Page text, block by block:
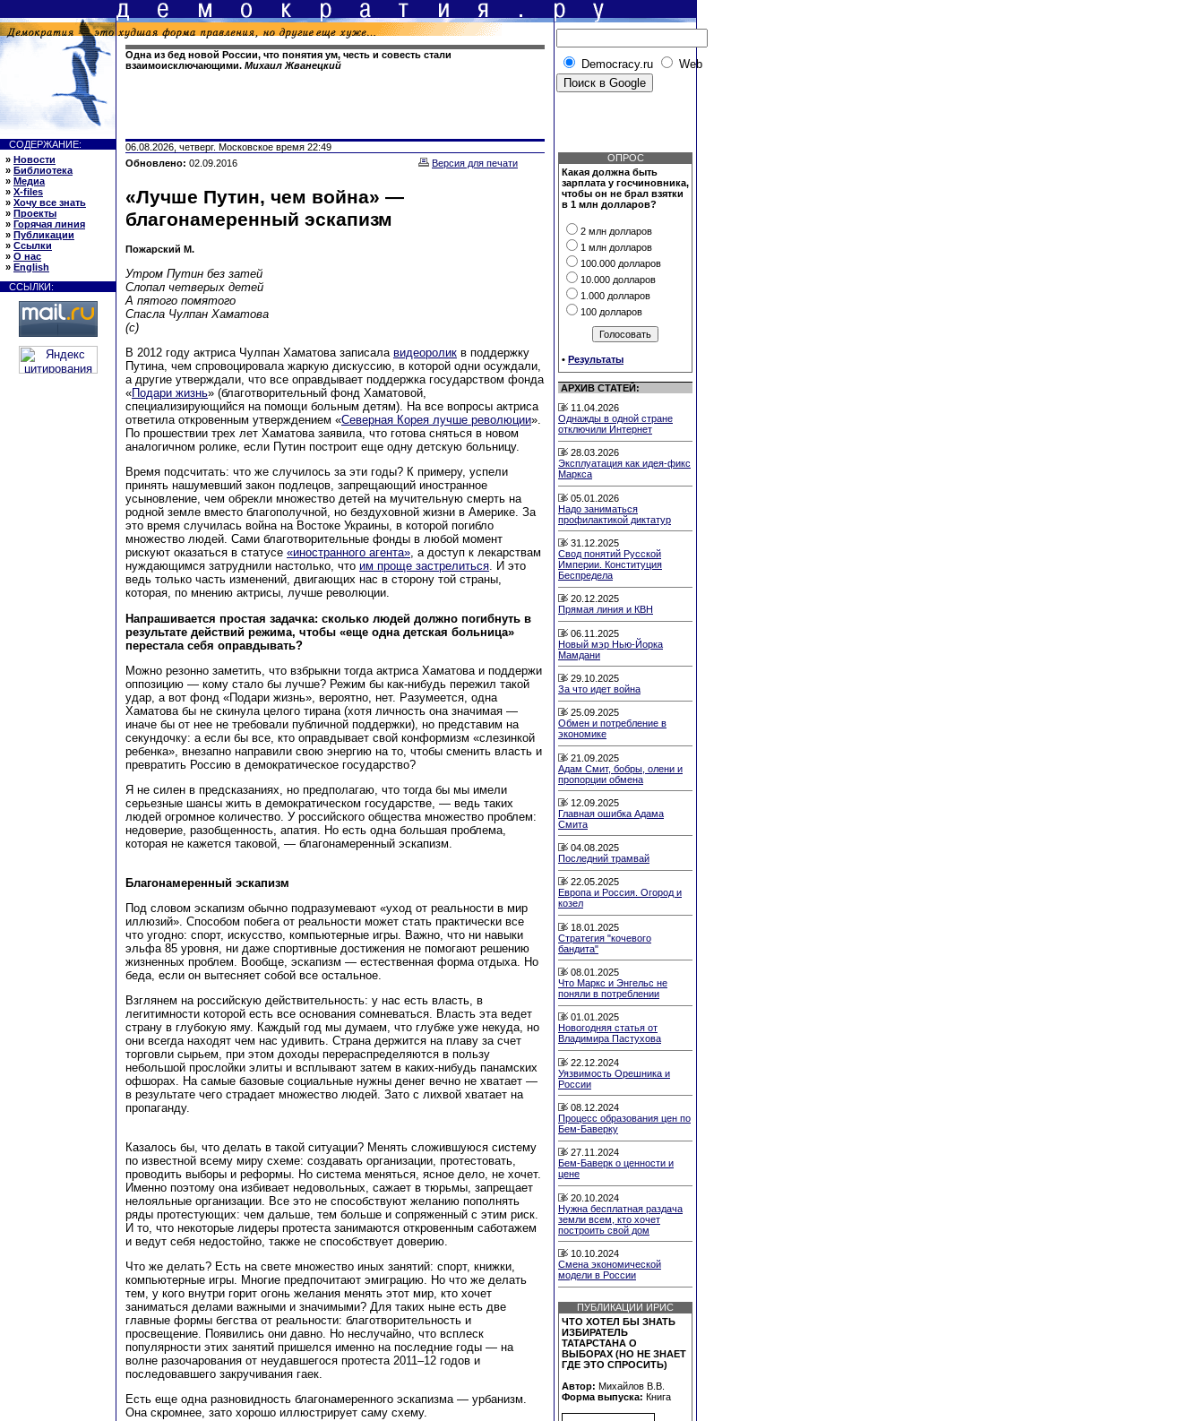
Одна из бед новой России, что понятия ум, честь и совесть стали
взаимоисключающими. Михаил Жванецкий Democracy.ru Web
СОДЕРЖАНИЕ:
» Новости
» Библиотека
» Медиа
» X-files
» Хочу все знать
» Проекты
» Горячая линия
» Публикации
» Ссылки
» О нас
» English
ССЫЛКИ:
06.08.2026, четверг. Московское время 22:49
Обновлено: 02.09.2016 Версия для печати
«Лучше Путин, чем война» —
благонамеренный эскапизм
Пожарский М.
Утром Путин без затей
Слопал четверых детей
А пятого помятого
Спасла Чулпан Хаматова
(с)
В 2012 году актриса Чулпан Хаматова записала видеоролик в поддержку
Путина, чем спровоцировала жаркую дискуссию, в которой одни осуждали,
а другие утверждали, что все оправдывает поддержка государством фонда
«Подари жизнь» (благотворительный фонд Хаматовой,
специализирующийся на помощи больным детям). На все вопросы актриса
ответила откровенным утверждением «Северная Корея лучше революции».
По прошествии трех лет Хаматова заявила, что готова сняться в новом
аналогичном ролике, если Путин построит еще одну детскую больницу.
Время подсчитать: что же случилось за эти годы? К примеру, успели
принять нашумевший закон подлецов, запрещающий иностранное
усыновление, чем обрекли множество детей на мучительную смерть на
родной земле вместо благополучной, но бездуховной жизни в Америке. За
это время случилась война на Востоке Украины, в которой погибло
множество людей. Сами благотворительные фонды в любой момент
рискуют оказаться в статусе «иностранного агента», а доступ к лекарствам
нуждающимся затруднили настолько, что им проще застрелиться. И это
ведь только часть изменений, двигающих нас в сторону той страны,
которая, по мнению актрисы, лучше революции.
Напрашивается простая задачка: сколько людей должно погибнуть в
результате действий режима, чтобы «еще одна детская больница»
перестала себя оправдывать?
Можно резонно заметить, что взбрыкни тогда актриса Хаматова и поддержи
оппозицию — кому стало бы лучше? Режим бы как-нибудь пережил такой
удар, а вот фонд «Подари жизнь», вероятно, нет. Разумеется, одна
Хаматова бы не скинула целого тирана (хотя личность она значимая —
иначе бы от нее не требовали публичной поддержки), но представим на
секундочку: а если бы все, кто оправдывает свой конформизм «слезинкой
ребенка», внезапно направили свою энергию на то, чтобы сменить власть и
превратить Россию в демократическое государство?
Я не силен в предсказаниях, но предполагаю, что тогда бы мы имели
серьезные шансы жить в демократическом государстве, — ведь таких
людей огромное количество. У российского общества множество проблем:
недоверие, разобщенность, апатия. Но есть одна большая проблема,
которая не кажется таковой, — благонамеренный эскапизм.
Благонамеренный эскапизм
Под словом эскапизм обычно подразумевают «уход от реальности в мир
иллюзий». Способом побега от реальности может стать практически все
что угодно: спорт, искусство, компьютерные игры. Важно, что ни навыки
эльфа 85 уровня, ни даже спортивные достижения не помогают решению
жизненных проблем. Вообще, эскапизм — естественная форма отдыха. Но
беда, если он вытесняет собой все остальное.
Взглянем на российскую действительность: у нас есть власть, в
легитимности которой есть все основания сомневаться. Власть эта ведет
страну в глубокую яму. Каждый год мы думаем, что глубже уже некуда, но
они всегда находят чем нас удивить. Страна держится на плаву за счет
торговли сырьем, при этом доходы перераспределяются в пользу
небольшой прослойки элиты и всплывают затем в каких-нибудь панамских
офшорах. На самые базовые социальные нужны денег вечно не хватает —
в результате чего страдает множество людей. Зато с лихвой хватает на
пропаганду.
Казалось бы, что делать в такой ситуации? Менять сложившуюся систему
по известной всему миру схеме: создавать организации, протестовать,
проводить выборы и реформы. Но система меняться, ясное дело, не хочет.
Именно поэтому она избивает недовольных, сажает в тюрьмы, запрещает
нелояльные организации. Все это не способствуют желанию пополнять
ряды протестующих: чем дальше, тем больше и сопряженный с этим риск.
И то, что некоторые лидеры протеста занимаются откровенным саботажем
и ведут себя недостойно, также не способствует доверию.
Что же делать? Есть на свете множество иных занятий: спорт, книжки,
компьютерные игры. Многие предпочитают эмиграцию. Но что же делать
тем, у кого внутри горит огонь желания менять этот мир, кто хочет
заниматься делами важными и значимыми? Для таких ныне есть две
главные формы бегства от реальности: благотворительность и
просвещение. Появились они давно. Но неслучайно, что всплеск
популярности этих занятий пришелся именно на последние годы — на
волне разочарования от неудавшегося протеста 2011–12 годов и
последовавшего закручивания гаек.
Есть еще одна разновидность благонамеренного эскапизма — урбанизм.
Она скромнее, зато хорошо иллюстрирует саму схему.
ОПРОС
Какая должна быть
зарплата у госчиновника,
чтобы он не брал взятки
в 1 млн долларов?
2 млн долларов
1 млн долларов
100.000 долларов
10.000 долларов
1.000 долларов
100 долларов
• Результаты
АРХИВ СТАТЕЙ:
11.04.2026
Однажды в одной стране
отключили Интернет
28.03.2026
Эксплуатация как идея-фикс
Маркса
05.01.2026
Надо заниматься
профилактикой диктатур
31.12.2025
Свод понятий Русской
Империи. Конституция
Беспредела
20.12.2025
Прямая линия и КВН
06.11.2025
Новый мэр Нью-Йорка
Мамдани
29.10.2025
За что идет война
25.09.2025
Обмен и потребление в
экономике
21.09.2025
Адам Смит, бобры, олени и
пропорции обмена
12.09.2025
Главная ошибка Адама
Смита
04.08.2025
Последний трамвай
22.05.2025
Европа и Россия. Огород и
козел
18.01.2025
Стратегия "кочевого
бандита"
08.01.2025
Что Маркс и Энгельс не
поняли в потреблении
01.01.2025
Новогодняя статья от
Владимира Пастухова
22.12.2024
Уязвимость Орешника и
России
08.12.2024
Процесс образования цен по
Бем-Баверку
27.11.2024
Бем-Баверк о ценности и
цене
20.10.2024
Нужна бесплатная раздача
земли всем, кто хочет
построить свой дом
10.10.2024
Смена экономической
модели в России
ПУБЛИКАЦИИ ИРИС
ЧТО ХОТЕЛ БЫ ЗНАТЬ
ИЗБИРАТЕЛЬ
ТАТАРСТАНА О
ВЫБОРАХ (НО НЕ ЗНАЕТ
ГДЕ ЭТО СПРОСИТЬ)
Автор: Михайлов В.В.
Форма выпуска: Книга